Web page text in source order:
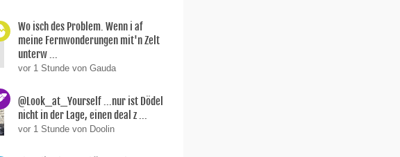
Wo isch des Problem. Wenn i af
meine Fernwonderungen mit'n Zelt
unterw ...
vor 1 Stunde von Gauda
@Look_at_Yourself ...nur ist Dödel
nicht in der Lage, einen deal z ...
vor 1 Stunde von Doolin